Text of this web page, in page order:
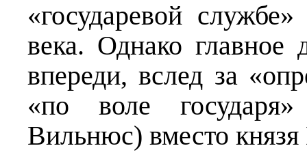
«государевой
века. Однако
впереди, вслед за
«по воле
Вильнюс) вместо